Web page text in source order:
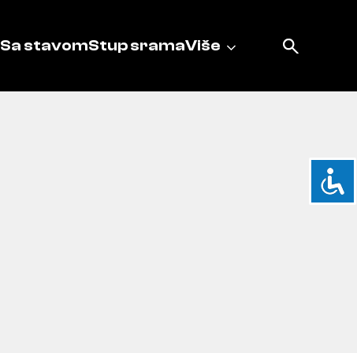
Sa stavomStup sramaViše